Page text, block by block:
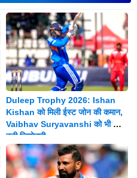
Duleep Trophy 2026: Ishan
Kishan को मिली ईस्ट जोन की कमान,
Vaibhav Suryavanshi को भी मिली
बड़ी जिम्मेदारी